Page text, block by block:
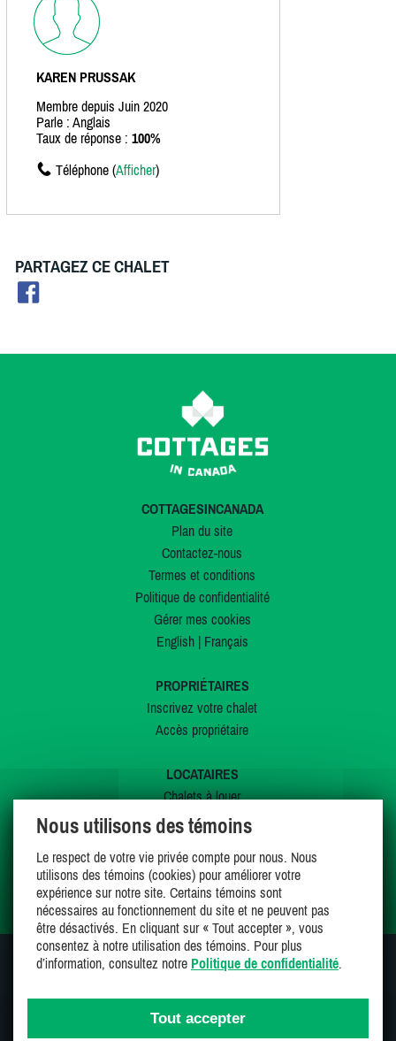
KAREN PRUSSAK
Membre depuis Juin 2020
Parle : Anglais
Taux de réponse : 100%
Téléphone (Afficher)
PARTAGEZ CE CHALET
COTTAGESINCANADA
Plan du site
Contactez-nous
Termes et conditions
Politique de confidentialité
Gérer mes cookies
English| Français
PROPRIÉTAIRES
Inscrivez votre chalet
Accès propriétaire
LOCATAIRES
Chalets à louer
Chalets à vendre
Offres spéciales
Mes favoris
SUIVEZ-NOUS SUR
Nous utilisons des témoins
Le respect de votre vie privée compte pour nous. Nous
utilisons des témoins (cookies) pour améliorer votre
expérience sur notre site. Certains témoins sont
nécessaires au fonctionnement du site et ne peuvent pas
être désactivés. En cliquant sur « Tout accepter », vous
consentez à notre utilisation des témoins. Pour plus
d’information, consultez notre Politique de confidentialité.
Tout accepter